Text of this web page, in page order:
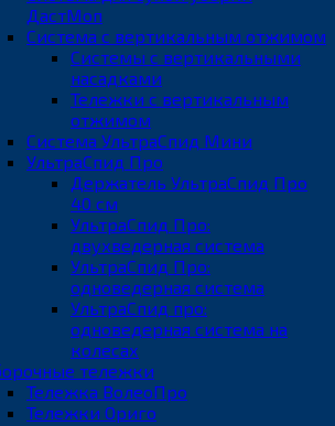
ДастМоп
Система с вертикальным отжимом
Системы с вертикальными
насадками
Тележки с вертикальным
отжимом
Система УльтраСпид Мини
УльтраСпид Про
Держатель УльтраСпид Про
40 см
УльтраСпид Про:
двухведерная система
УльтраСпид Про:
одноведерная система
УльтраСпид про:
одноведерная система на
колесах
тележки
Тележка ВолеоПро
Тележки Ориго